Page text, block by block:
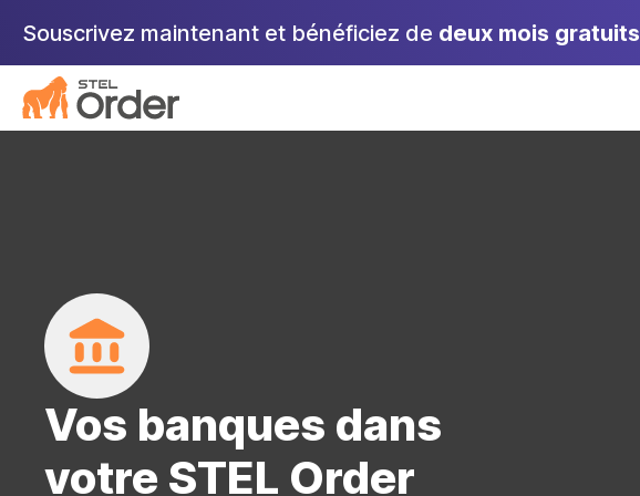
contenu
Souscrivez maintenant et bénéficiez de deux mois gratuits
Vos banques dans
votre STEL Order